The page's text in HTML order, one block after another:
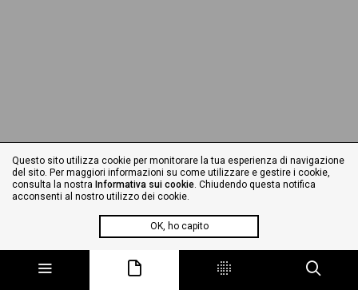
Questo sito utilizza cookie per monitorare la tua esperienza di navigazione
del sito. Per maggiori informazioni su come utilizzare e gestire i cookie,
consulta la nostra Informativa sui cookie. Chiudendo questa notifica
acconsenti al nostro utilizzo dei cookie.
OK, ho capito